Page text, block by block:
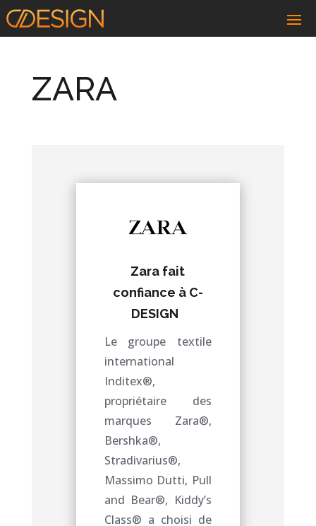
ZARA
Zara fait
confiance à C-
DESIGN
Le groupe textile
international
Inditex®,
propriétaire des
marques Zara®,
Bershka®,
Stradivarius®,
Massimo Dutti, Pull
and Bear®, Kiddy’s
Class® a choisi de